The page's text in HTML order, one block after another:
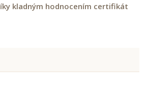
kladným hodnocením certifikát